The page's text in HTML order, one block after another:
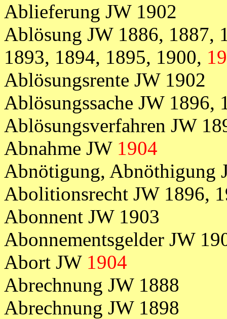
Ablieferung JW 1902
Ablösung JW 1886, 1887,
1893, 1894, 1895, 1900,
Ablösungsrente JW 1902
Ablösungssache JW 1896,
Ablösungsverfahren JW
Abnahme JW 1904
Abnötigung, Abnöthigung
Abolitionsrecht JW 1896,
Abonnent JW 1903
Abonnementsgelder JW
Abort JW 1904
Abrechnung JW 1888
Abrechnung JW 1898